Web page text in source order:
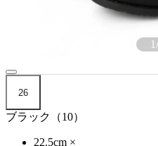
1/
26
ブラック（10）
22.5cm ×